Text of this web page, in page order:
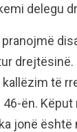
delegu
drejtësinë.
të
ën. Këput
jonë